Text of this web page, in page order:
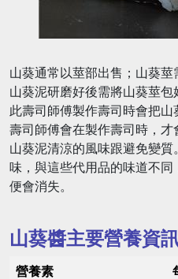
山葵通常以莖部出售；山葵
山葵泥研磨好後需將山葵莖
此壽司師傅製作壽司時會把
壽司師傅會在製作壽司時，
山葵泥清涼的風味跟避免變
味，與這些代用品的味道不
便會消失。
山葵醬主要營養資
營養素